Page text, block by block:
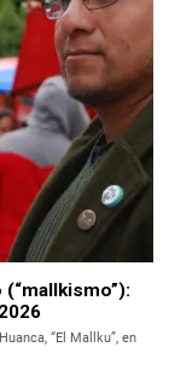
“El Mallku”, en